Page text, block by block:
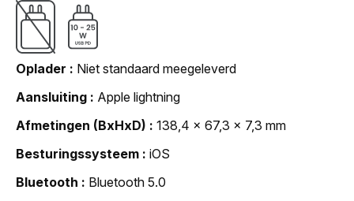
Oplader
Niet standaard meegeleverd
Aansluiting
Apple lightning
Afmetingen (BxHxD)
138,4 x 67,3 x 7,3 mm
Besturingssysteem
iOS
Bluetooth
Bluetooth 5.0